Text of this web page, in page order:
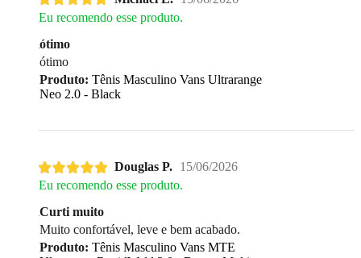
Eu recomendo esse produto.
ótimo
ótimo
Produto: Tênis Masculino Vans Ultrarange
Neo 2.0 - Black
Douglas P. 15/06/2026
Eu recomendo esse produto.
Curti muito
Muito confortável, leve e bem acabado.
Produto: Tênis Masculino Vans MTE